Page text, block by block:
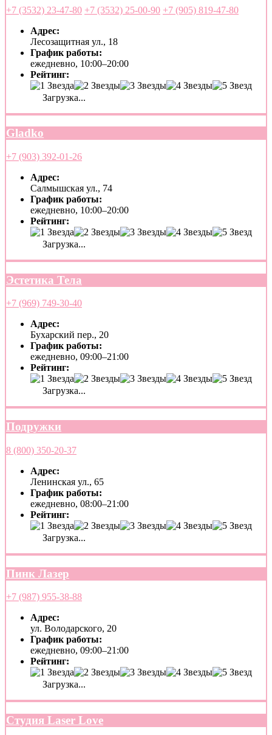
+7 (3532) 23-47-80 +7 (3532) 25-00-90 +7 (905) 819-47-80
Адрес:
Лесозащитная ул., 18
График работы:
ежедневно, 10:00–20:00
Рейтинг:
Загрузка...
Gladko
+7 (903) 392-01-26
Адрес:
Салмышская ул., 74
График работы:
ежедневно, 10:00–20:00
Рейтинг:
Загрузка...
Эстетика Тела
+7 (969) 749-30-40
Адрес:
Бухарский пер., 20
График работы:
ежедневно, 09:00–21:00
Рейтинг:
Загрузка...
Подружки
8 (800) 350-20-37
Адрес:
Ленинская ул., 65
График работы:
ежедневно, 08:00–21:00
Рейтинг:
Загрузка...
Пинк Лазер
+7 (987) 955-38-88
Адрес:
ул. Володарского, 20
График работы:
ежедневно, 09:00–21:00
Рейтинг:
Загрузка...
Студия Laser Love